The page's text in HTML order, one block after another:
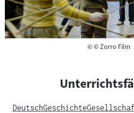
©Copyright
© Zorro Film
DeutschGeschichte